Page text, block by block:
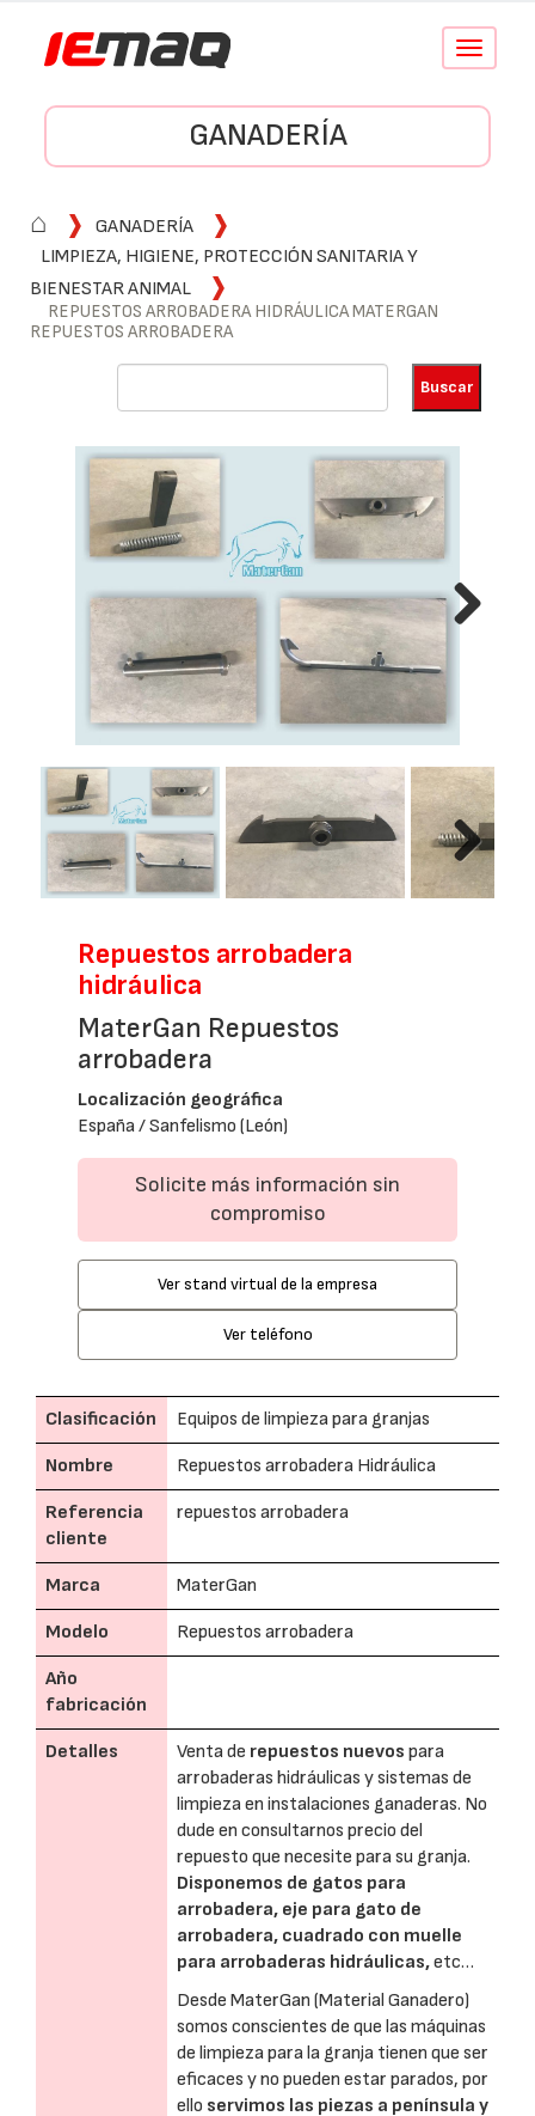
Conmutar
GANADERÍA
⌂
GANADERÍA
LIMPIEZA, HIGIENE, PROTECCIÓN SANITARIA Y
BIENESTAR ANIMAL
REPUESTOS ARROBADERA HIDRÁULICA MATERGAN
REPUESTOS ARROBADERA
Next
Repuestos arrobadera
hidráulica
MaterGan Repuestos
arrobadera
Localización geográfica
España / Sanfelismo (León)
Solicite más información sin
compromiso
Ver stand virtual de la empresa
Ver teléfono
Clasificación Equipos de limpieza para granjas
Nombre Repuestos arrobadera Hidráulica
Referencia
cliente
repuestos arrobadera
Marca MaterGan
Modelo Repuestos arrobadera
Año
fabricación
Detalles Venta de repuestos nuevos para
arrobaderas hidráulicas y sistemas de
limpieza en instalaciones ganaderas. No
dude en consultarnos precio del
repuesto que necesite para su granja.
Disponemos de gatos para
arrobadera, eje para gato de
arrobadera, cuadrado con muelle
para arrobaderas hidráulicas,etc…
Desde MaterGan (Material Ganadero)
somos conscientes de que las máquinas
de limpieza para la granja tienen que ser
eficaces y no pueden estar parados, por
ello servimos las piezas a península y